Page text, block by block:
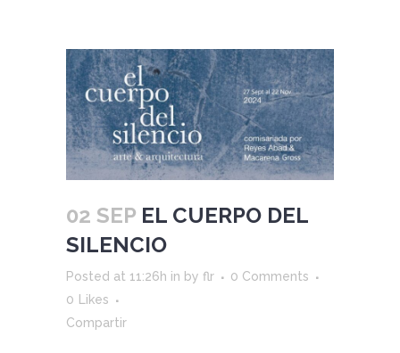
02 SEP EL CUERPO DEL
SILENCIO
Posted at 11:26h in by flr
0 Comments
0
Likes
Compartir